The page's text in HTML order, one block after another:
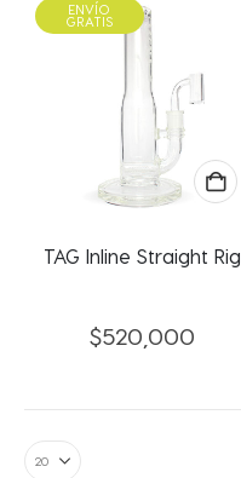
ENVÍO
GRATIS
TAG Inline Straight Rig
$520,000